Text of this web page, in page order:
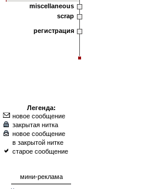
miscellaneous
scrap
регистрация
Легенда:
новое сообщение
закрытая нитка
новое сообщение
в закрытой нитке
старое сообщение
мини-реклама